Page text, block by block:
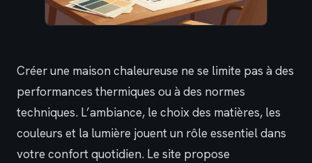
Créer une maison chaleureuse ne se limite pas à des
performances thermiques ou à des normes
techniques. L’ambiance, le choix des matières, les
couleurs et la lumière jouent un rôle essentiel dans
votre confort quotidien. Le site propose